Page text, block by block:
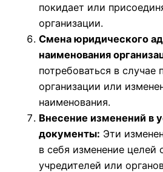
покидает или
организации.
Смена юридического
наименования
потребоваться в случае
организации или
наименования.
Внесение изменений в
документы: Эти
в себя изменение целей
учредителей или